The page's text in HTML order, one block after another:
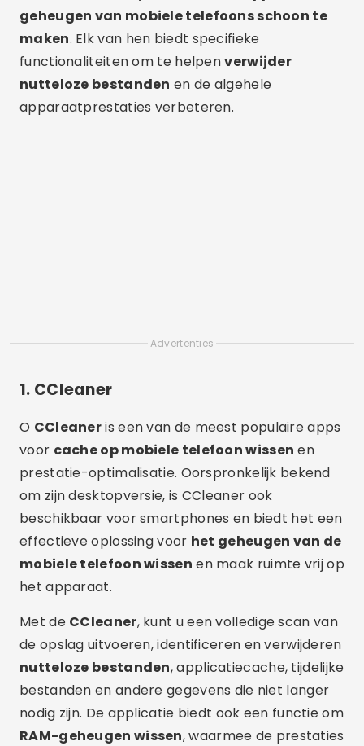
geheugen van mobiele telefoons schoon te
maken. Elk van hen biedt specifieke
functionaliteiten om te helpenverwijder
nutteloze bestanden en de algehele
apparaatprestaties verbeteren.
Advertenties
1. CCleaner
O CCleaneris een van de meest populaire apps
voor cache op mobiele telefoon wissen en
prestatie-optimalisatie. Oorspronkelijk bekend
om zijn desktopversie, is CCleaner ook
beschikbaar voor smartphones en biedt het een
effectieve oplossing voor het geheugen van de
mobiele telefoon wissen en maak ruimte vrij op
het apparaat.
Met de CCleaner, kunt u een volledige scan van
de opslag uitvoeren, identificeren en verwijderen
nutteloze bestanden, applicatiecache, tijdelijke
bestanden en andere gegevens die niet langer
nodig zijn. De applicatie biedt ook een functie om
RAM-geheugen wissen, waarmee de prestaties